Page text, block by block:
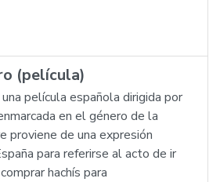
(película)
película española dirigida por
en el género de la
proviene de una expresión
para referirse al acto de ir
hachís para